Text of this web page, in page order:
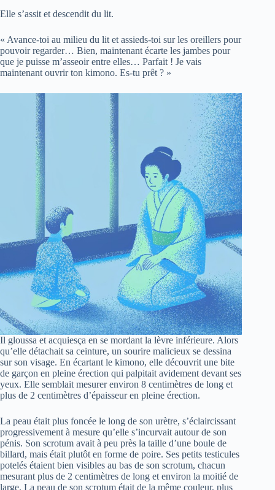
Elle s’assit et descendit du lit.
« Avance-toi au milieu du lit et assieds-toi sur les oreillers pour
pouvoir regarder… Bien, maintenant écarte les jambes pour
que je puisse m’asseoir entre elles… Parfait ! Je vais
maintenant ouvrir ton kimono. Es-tu prêt ? »
Il gloussa et acquiesça en se mordant la lèvre inférieure. Alors
qu’elle détachait sa ceinture, un sourire malicieux se dessina
sur son visage. En écartant le kimono, elle découvrit une bite
de garçon en pleine érection qui palpitait avidement devant ses
yeux. Elle semblait mesurer environ 8 centimètres de long et
plus de 2 centimètres d’épaisseur en pleine érection.
La peau était plus foncée le long de son urètre, s’éclaircissant
progressivement à mesure qu’elle s’incurvait autour de son
pénis. Son scrotum avait à peu près la taille d’une boule de
billard, mais était plutôt en forme de poire. Ses petits testicules
potelés étaient bien visibles au bas de son scrotum, chacun
mesurant plus de 2 centimètres de long et environ la moitié de
large. La peau de son scrotum était de la même couleur, plus